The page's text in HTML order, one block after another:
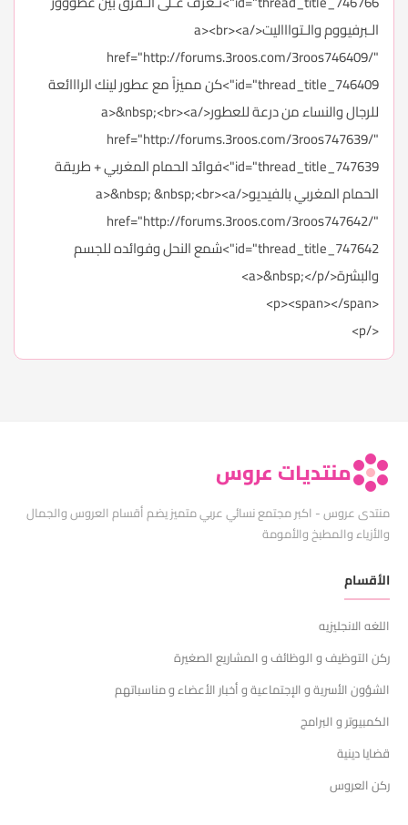
الـبرفيووم والـتواااليت</a><br><a
href="http://forums.3roos.com/3roos746409/"
id="thread_title_746409">كن مميزاً مع عطور لينك الرااائعة
للرجال والنساء من درعة للعطور</a>&nbsp;<br><a
href="http://forums.3roos.com/3roos747639/"
id="thread_title_747639">فوائد الحمام المغربي + طريقة
الحمام المغربي بالفيديو</a>&nbsp; &nbsp;<br><a
href="http://forums.3roos.com/3roos747642/"
id="thread_title_747642">شمع النحل وفوائده للجسم
والبشرة</a>&nbsp;</p>
<p><span></span>
</p>
منتديات عروس
منتدى عروس - اكبر مجتمع نسائي عربي متميز يضم أقسام العروس والجمال
والأزياء والمطبخ والأمومة
الأقسام
اللغه الانجليزيه
ركن التوظيف و الوظائف و المشاريع الصغيرة
الشؤون الأسرية و الإجتماعية و أخبار الأعضاء و مناسباتهم
الكمبيوتر و البرامج
قضايا دينية
ركن العروس